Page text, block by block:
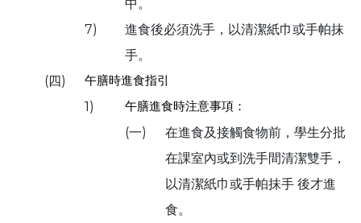
中。
7)
進食後必須洗手，以清潔紙巾或手帕抹
手。
(四)
午膳時進食指引
1)
午膳進食時注意事項：
(一)
在進食及接觸食物前，學生分批
在課室內或到洗手間清潔雙手，
以清潔紙巾或手帕抹手 後才進
食。